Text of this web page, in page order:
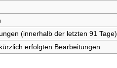
(innerhalb der letzten 91 Tage)
erfolgten Bearbeitungen